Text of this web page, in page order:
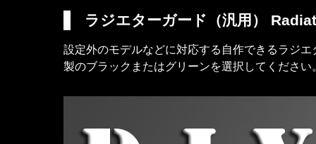
ラジエターガード（汎用）
設定外のモデルなどに対応する自作できるラジ
製のブラックまたはグリーンを選択してください